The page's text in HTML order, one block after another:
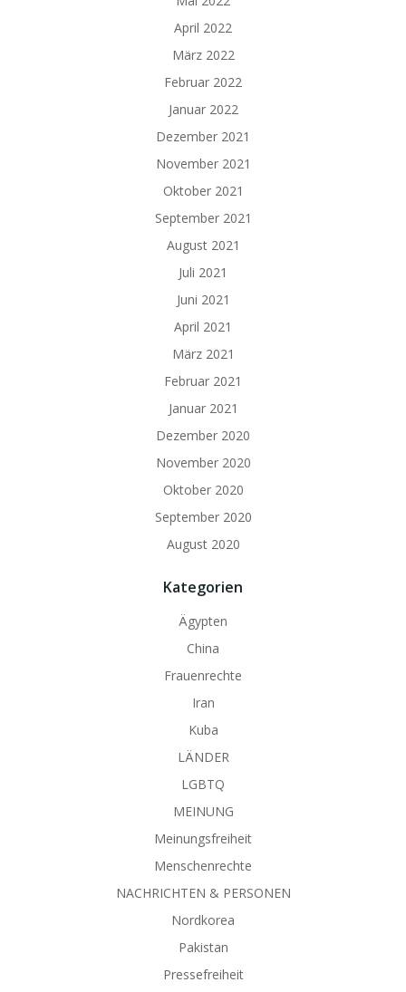
April 2022
März 2022
Februar 2022
Januar 2022
Dezember 2021
November 2021
Oktober 2021
September 2021
August 2021
Juli 2021
Juni 2021
April 2021
März 2021
Februar 2021
Januar 2021
Dezember 2020
November 2020
Oktober 2020
September 2020
August 2020
Kategorien
Ägypten
China
Frauenrechte
Iran
Kuba
LÄNDER
LGBTQ
MEINUNG
Meinungsfreiheit
Menschenrechte
NACHRICHTEN & PERSONEN
Nordkorea
Pakistan
Pressefreiheit